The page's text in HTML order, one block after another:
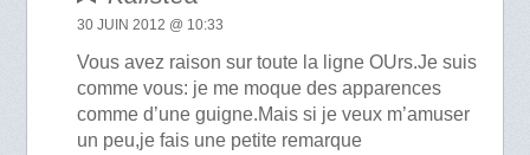
30 JUIN 2012 @ 10:33
Vous avez raison sur toute la ligne OUrs.Je suis
comme vous: je me moque des apparences
comme d’une guigne.Mais si je veux m’amuser
un peu,je fais une petite remarque